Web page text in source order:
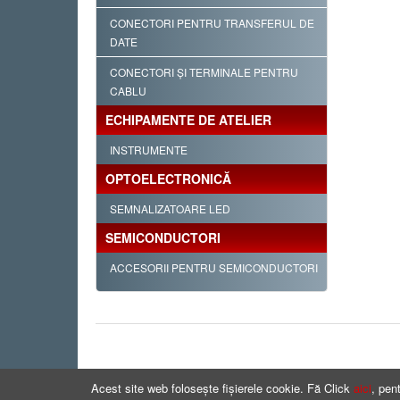
CONECTORI PENTRU TRANSFERUL DE
DATE
CONECTORI ŞI TERMINALE PENTRU
CABLU
ECHIPAMENTE DE ATELIER
INSTRUMENTE
OPTOELECTRONICĂ
SEMNALIZATOARE LED
SEMICONDUCTORI
ACCESORII PENTRU SEMICONDUCTORI
Acest site web folosește fișierele cookie. Fă Click aici,